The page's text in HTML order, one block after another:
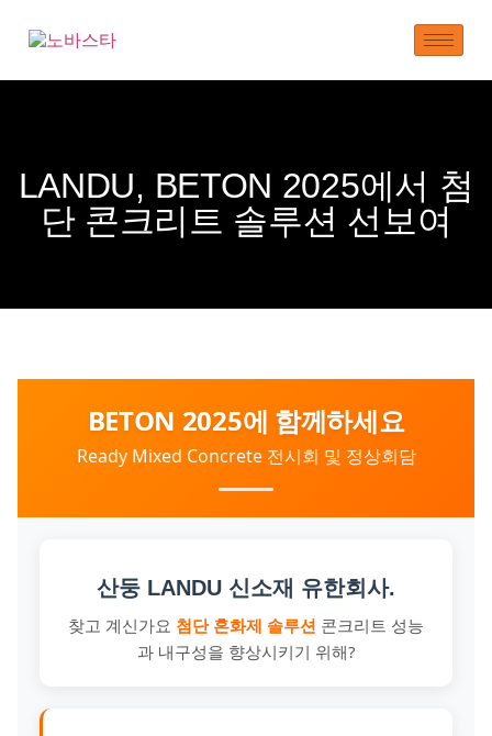
LANDU, BETON 2025에서 첨
단 콘크리트 솔루션 선보여
BETON 2025에 함께하세요
Ready Mixed Concrete 전시회 및 정상회담
산둥 LANDU 신소재 유한회사.
찾고 계신가요 첨단 혼화제 솔루션 콘크리트 성능
과 내구성을 향상시키기 위해?